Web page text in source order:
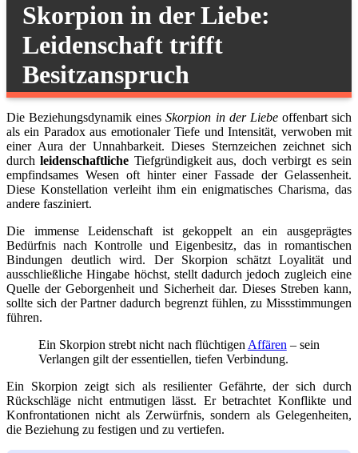
Skorpion in der Liebe:
Leidenschaft trifft
Besitzanspruch
Die Beziehungsdynamik einesSkorpion in der Liebeoffenbart sich
als ein Paradox aus emotionaler Tiefe und Intensität, verwoben mit
einer Aura der Unnahbarkeit. Dieses Sternzeichen zeichnet sich
durchleidenschaftliche Tiefgründigkeit aus, doch verbirgt es sein
empfindsames Wesen oft hinter einer Fassade der Gelassenheit.
Diese Konstellation verleiht ihm ein enigmatisches Charisma, das
andere fasziniert.
Die immense Leidenschaft ist gekoppelt an ein ausgeprägtes
Bedürfnis nach Kontrolle und Eigenbesitz, das in romantischen
Bindungen deutlich wird. Der Skorpion schätzt Loyalität und
ausschließliche Hingabe höchst, stellt dadurch jedoch zugleich eine
Quelle der Geborgenheit und Sicherheit dar. Dieses Streben kann,
sollte sich der Partner dadurch begrenzt fühlen, zu Missstimmungen
führen.
Ein Skorpion strebt nicht nach flüchtigen Affären – sein
Verlangen gilt der essentiellen, tiefen Verbindung.
Ein Skorpion zeigt sich als resilienter Gefährte, der sich durch
Rückschläge nicht entmutigen lässt. Er betrachtet Konflikte und
Konfrontationen nicht als Zerwürfnis, sondern als Gelegenheiten,
die Beziehung zu festigen und zu vertiefen.